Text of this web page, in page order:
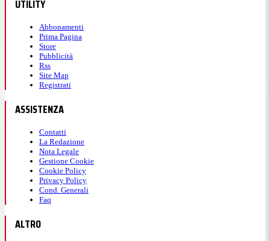
UTILITY
Abbonamenti
Prima Pagina
Store
Pubblicità
Rss
Site Map
Registrati
ASSISTENZA
Contatti
La Redazione
Nota Legale
Gestione Cookie
Cookie Policy
Privacy Policy
Cond. Generali
Faq
ALTRO